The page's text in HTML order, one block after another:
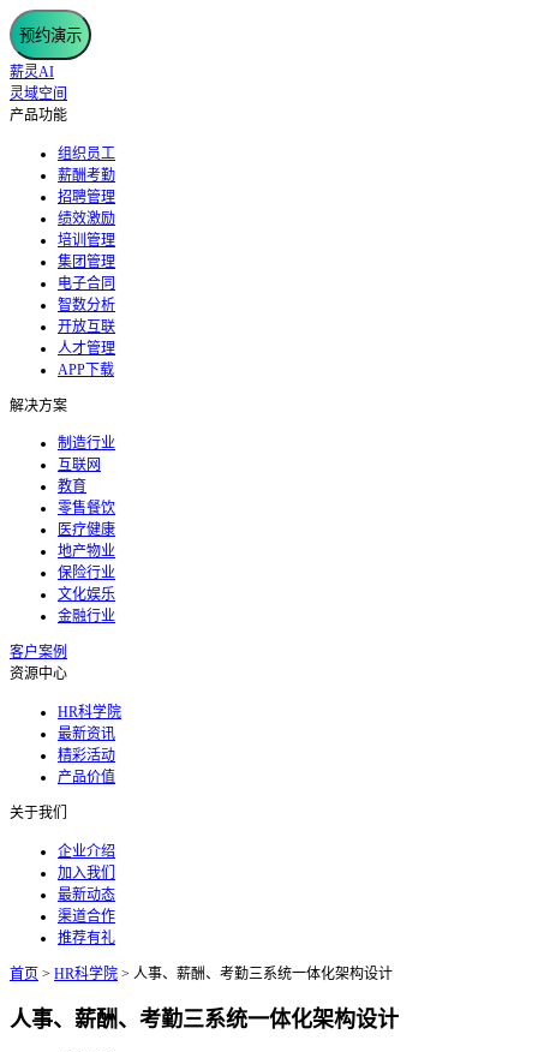
预约演示
薪灵AI
灵域空间
产品功能
组织员工
薪酬考勤
招聘管理
绩效激励
培训管理
集团管理
电子合同
智数分析
开放互联
人才管理
APP下载
解决方案
制造行业
互联网
教育
零售餐饮
医疗健康
地产物业
保险行业
文化娱乐
金融行业
客户案例
资源中心
HR科学院
最新资讯
精彩活动
产品价值
关于我们
企业介绍
加入我们
最新动态
渠道合作
推荐有礼
首页 > HR科学院 > 人事、薪酬、考勤三系统一体化架构设计
人事、薪酬、考勤三系统一体化架构设计